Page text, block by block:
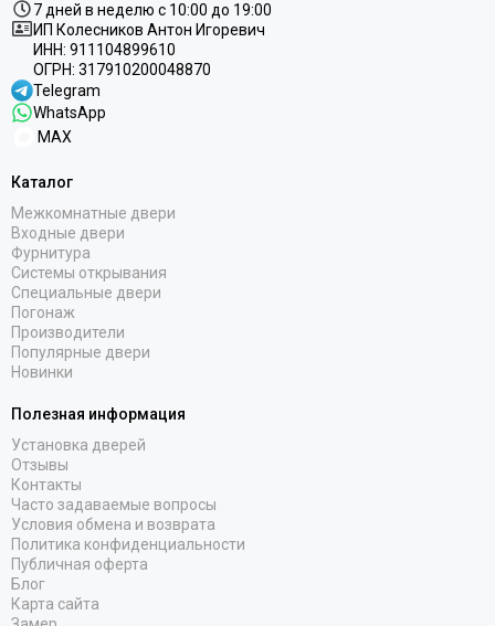
7 дней в неделю с 10:00 до 19:00
ИП Колесников Антон Игоревич
ИНН: 911104899610
ОГРН: 317910200048870
Telegram
WhatsApp
MAX
Каталог
Межкомнатные двери
Входные двери
Фурнитура
Системы открывания
Специальные двери
Погонаж
Производители
Популярные двери
Новинки
Полезная информация
Установка дверей
Отзывы
Контакты
Часто задаваемые вопросы
Условия обмена и возврата
Политика конфиденциальности
Публичная оферта
Блог
Карта сайта